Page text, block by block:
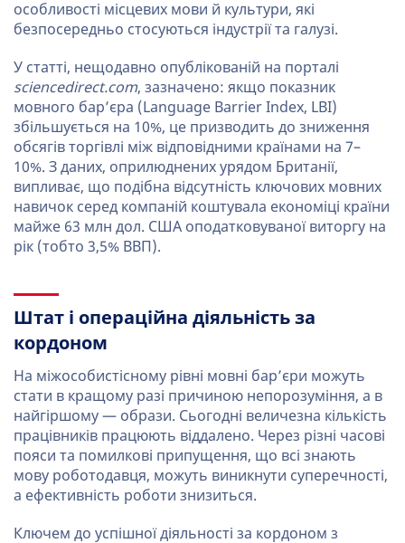
особливості місцевих мови й культури, які
безпосередньо стосуються індустрії та галузі.
У статті, нещодавно опублікованій на порталі
sciencedirect.com, зазначено: якщо показник
мовного бар’єра (Language Barrier Index, LBI)
збільшується на 10%, це призводить до зниження
обсягів торгівлі між відповідними країнами на 7–
10%. З даних, оприлюднених урядом Британії,
випливає, що подібна відсутність ключових мовних
навичок серед компаній коштувала економіці країни
майже 63 млн дол. США оподатковуваної виторгу на
рік (тобто 3,5% ВВП).
Штат і операційна діяльність за
кордоном
На міжособистісному рівні мовні бар’єри можуть
стати в кращому разі причиною непорозуміння, а в
найгіршому — образи. Сьогодні величезна кількість
працівників працюють віддалено. Через різні часові
пояси та помилкові припущення, що всі знають
мову роботодавця, можуть виникнути суперечності,
а ефективність роботи знизиться.
Ключем до успішної діяльності за кордоном з